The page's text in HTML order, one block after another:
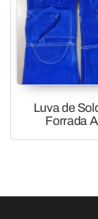
Luva de
Forrada